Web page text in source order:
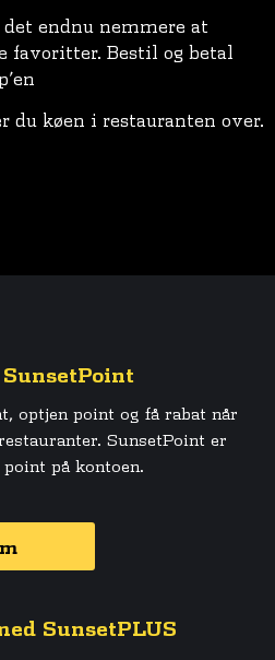
endnu nemmere at
favoritter. Bestil og betal
du køen i restauranten over.
optjen point og få rabat når
SunsetPoint er
point på kontoen.
SunsetPLUS